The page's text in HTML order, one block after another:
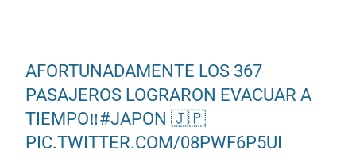
AFORTUNADAMENTE LOS 367
PASAJEROS LOGRARON EVACUAR A
TIEMPO‼️#JAPON 🇯🇵
PIC.TWITTER.COM/08PWF6P5UI